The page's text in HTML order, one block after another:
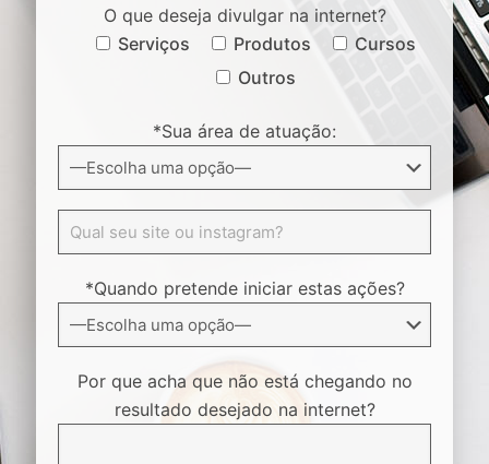
O que deseja divulgar na internet?
Serviços
Produtos
Cursos
Outros
*Sua área de atuação:
*Quando pretende iniciar estas ações?
Por que acha que não está chegando no
resultado desejado na internet?